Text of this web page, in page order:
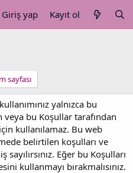
Giriş yap Kayıt ol
sayfası
yalnızca bu
veya bu Koşullar tarafından
kullanılamaz. Bu web
belirtilen koşulları ve
Eğer bu Koşulları
kullanmayı bırakmalısınız.